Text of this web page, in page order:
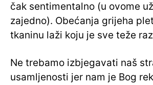
čak sentimentalno (u ovome
zajedno). Obećanja grijeha
tkaninu laži koju je sve teže
Ne trebamo izbjegavati naš
usamljenosti jer nam je Bog